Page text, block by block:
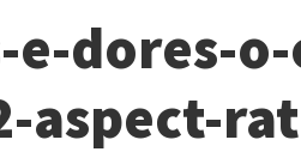
e-dores-